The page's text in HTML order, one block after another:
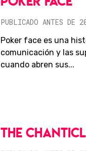
PUBLICADO ANTES DE
Poker face es una
comunicación y las
cuando abren sus...
THE